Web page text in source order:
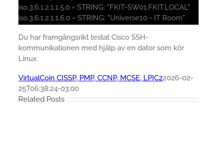
iso.3.6.1.2.1.1.5.0 = STRING: "FKIT-SW01.FKIT.LOCAL"
iso.3.6.1.2.1.1.6.0 = STRING: "Universe10 - IT Room"
Du har framgångsrikt testat Cisco SSH-
kommunikationen med hjälp av en dator som kör
Linux.
VirtualCoin CISSP, PMP, CCNP, MCSE, LPIC22026-02-
25T06:38:24-03:00
Related Posts